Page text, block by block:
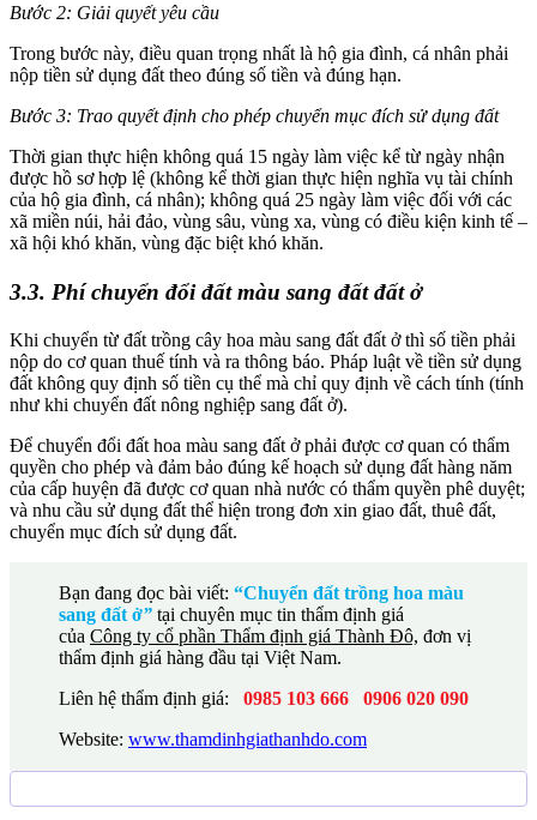
Bước 2: Giải quyết yêu cầu
Trong bước này, điều quan trọng nhất là hộ gia đình, cá nhân phải
nộp tiền sử dụng đất theo đúng số tiền và đúng hạn.
Bước 3: Trao quyết định cho phép chuyển mục đích sử dụng đất
Thời gian thực hiện không quá 15 ngày làm việc kể từ ngày nhận
được hồ sơ hợp lệ (không kể thời gian thực hiện nghĩa vụ tài chính
của hộ gia đình, cá nhân); không quá 25 ngày làm việc đối với các
xã miền núi, hải đảo, vùng sâu, vùng xa, vùng có điều kiện kinh tế –
xã hội khó khăn, vùng đặc biệt khó khăn.
3.3. Phí chuyển đổi đất màu sang đất đất ở
Khi chuyển từ đất trồng cây hoa màu sang đất đất ở thì số tiền phải
nộp do cơ quan thuế tính và ra thông báo. Pháp luật về tiền sử dụng
đất không quy định số tiền cụ thể mà chỉ quy định về cách tính (tính
như khi chuyển đất nông nghiệp sang đất ở).
Để chuyển đổi đất hoa màu sang đất ở phải được cơ quan có thẩm
quyền cho phép và đảm bảo đúng kế hoạch sử dụng đất hàng năm
của cấp huyện đã được cơ quan nhà nước có thẩm quyền phê duyệt;
và nhu cầu sử dụng đất thể hiện trong đơn xin giao đất, thuê đất,
chuyển mục đích sử dụng đất.
Bạn đang đọc bài viết: “Chuyển đất trồng hoa màu
sang đất ở” tại chuyên mục tin thẩm định giá
của Công ty cổ phần Thẩm định giá Thành Đô, đơn vị
thẩm định giá hàng đầu tại Việt Nam.
Liên hệ thẩm định giá:
0985 103 666
0906 020 090
Website: www.thamdinhgiathanhdo.com